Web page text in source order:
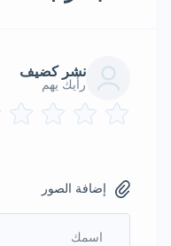
نشر كضيف
رأيك يهم
إضافة الصور